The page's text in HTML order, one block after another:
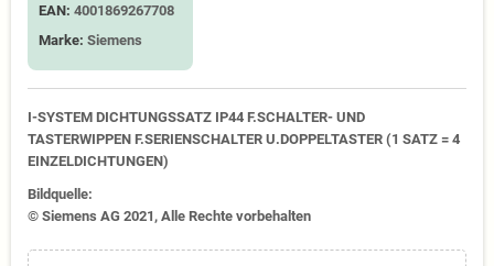
EAN: 4001869267708
Marke: Siemens
I-SYSTEM DICHTUNGSSATZ IP44 F.SCHALTER- UND
TASTERWIPPEN F.SERIENSCHALTER U.DOPPELTASTER (1 SATZ = 4
EINZELDICHTUNGEN)
Bildquelle:
© Siemens AG 2021, Alle Rechte vorbehalten